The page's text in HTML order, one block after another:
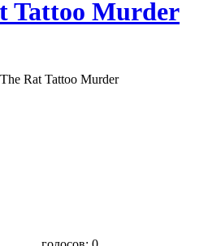
Tattoo Murder
Rat Tattoo Murder